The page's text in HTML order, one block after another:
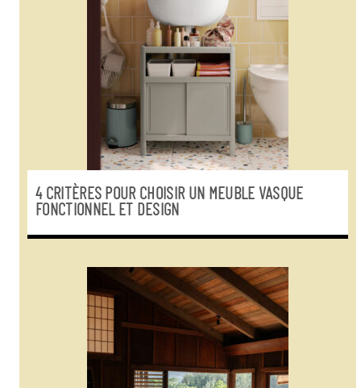
4 CRITÈRES POUR CHOISIR UN MEUBLE VASQUE
FONCTIONNEL ET DESIGN